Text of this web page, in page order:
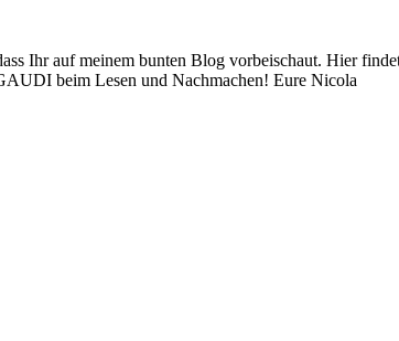
Ihr auf meinem bunten Blog vorbeischaut. Hier
beim Lesen und Nachmachen! Eure Nicola